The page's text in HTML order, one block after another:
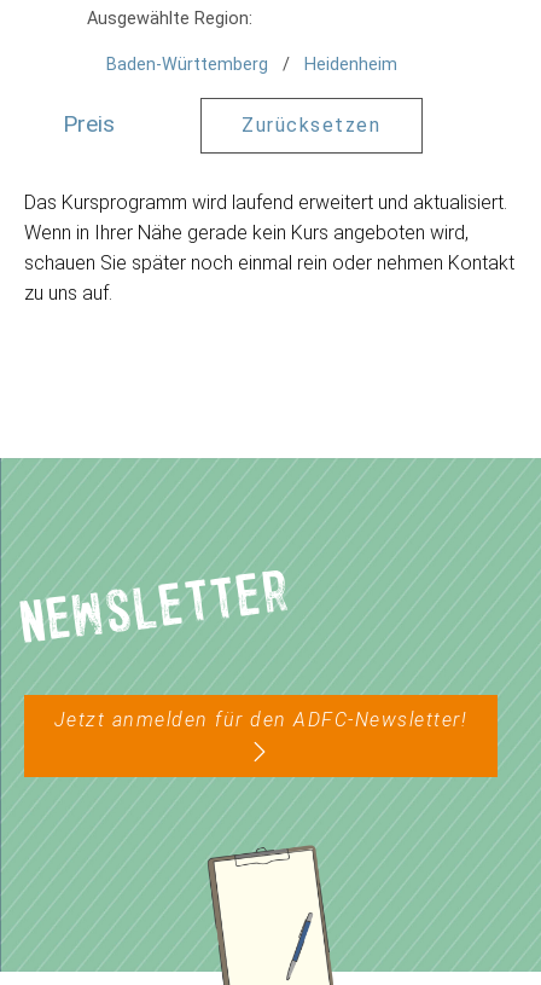
Das Kursprogramm wird laufend erweitert und aktualisiert.
Wenn in Ihrer Nähe gerade kein Kurs angeboten wird,
schauen Sie später noch einmal rein oder nehmen Kontakt
zu uns auf.
Ausgewählte Region:
Baden-Württemberg Heidenheim
Preis Zurücksetzen
Newsletter
Jetzt anmelden für den ADFC-Newsletter!